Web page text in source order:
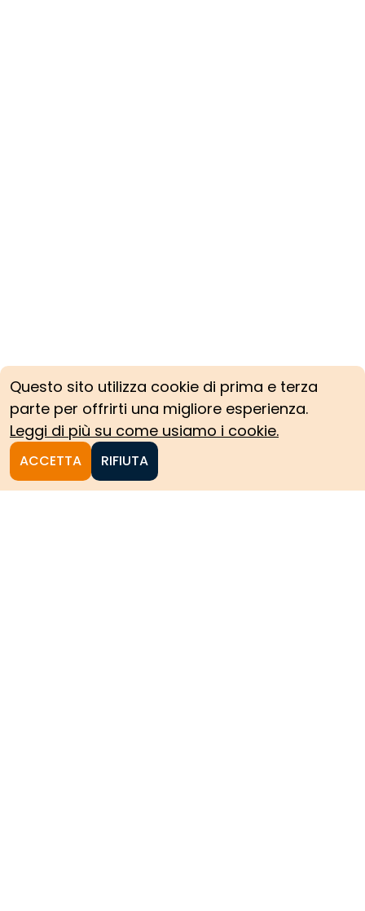
Questo sito utilizza cookie di prima e terza
parte per offrirti una migliore esperienza.
Leggi di più su come usiamo i cookie.
ACCETTA RIFIUTA